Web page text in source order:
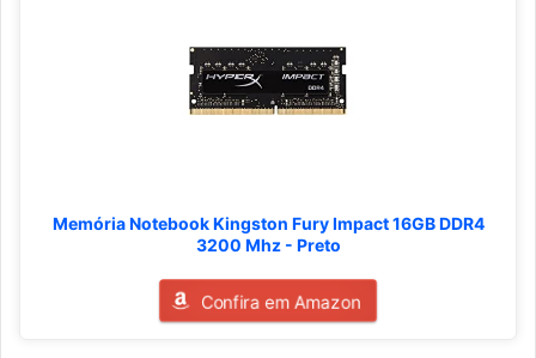
Memória Notebook Kingston Fury Impact 16GB DDR4
3200 Mhz - Preto
Confira em Amazon